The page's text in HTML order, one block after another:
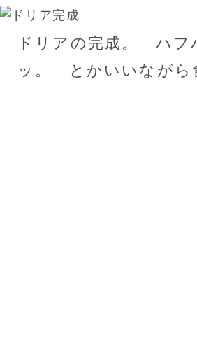
ドリアの完成。 ハフ
ッ。 とかいいながら